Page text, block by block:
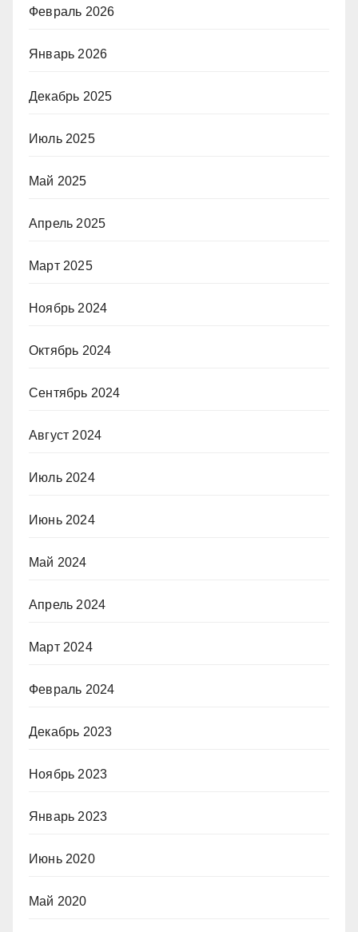
Февраль 2026
Январь 2026
Декабрь 2025
Июль 2025
Май 2025
Апрель 2025
Март 2025
Ноябрь 2024
Октябрь 2024
Сентябрь 2024
Август 2024
Июль 2024
Июнь 2024
Май 2024
Апрель 2024
Март 2024
Февраль 2024
Декабрь 2023
Ноябрь 2023
Январь 2023
Июнь 2020
Май 2020